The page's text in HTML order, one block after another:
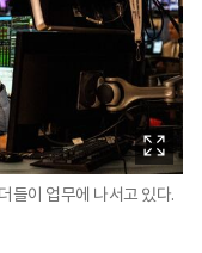
들이 업무에 나서고 있다.